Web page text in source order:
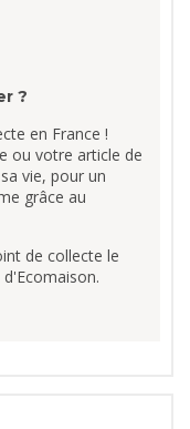
?
en France !
ou votre article de
vie, pour un
grâce au
de collecte le